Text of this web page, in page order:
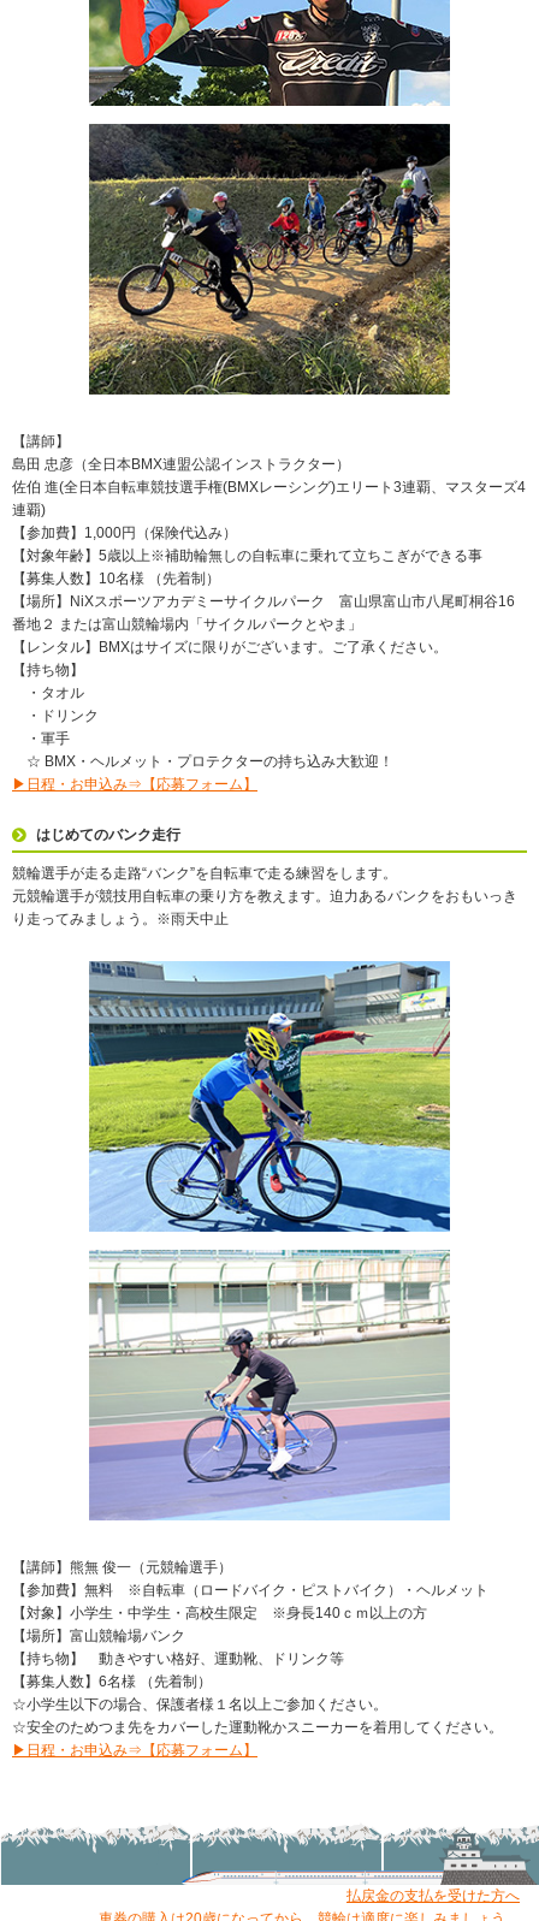
【講師】
島田 忠彦（全日本BMX連盟公認インストラクター）
佐伯 進(全日本自転車競技選手権(BMXレーシング)エリート3連覇、マスターズ4
連覇)
【参加費】1,000円（保険代込み）
【対象年齢】5歳以上※補助輪無しの自転車に乗れて立ちこぎができる事
【募集人数】10名様 （先着制）
【場所】NiXスポーツアカデミーサイクルパーク 富山県富山市八尾町桐谷16
番地２ または富山競輪場内「サイクルパークとやま」
【レンタル】BMXはサイズに限りがございます。ご了承ください。
【持ち物】
・タオル
・ドリンク
・軍手
☆ BMX・ヘルメット・プロテクターの持ち込み大歓迎！
▶日程・お申込み⇒【応募フォーム】
はじめてのバンク走行
競輪選手が走る走路“バンク”を自転車で走る練習をします。
元競輪選手が競技用自転車の乗り方を教えます。迫力あるバンクをおもいっき
り走ってみましょう。※雨天中止
【講師】熊無 俊一（元競輪選手）
【参加費】無料 ※自転車（ロードバイク・ピストバイク）・ヘルメット
【対象】小学生・中学生・高校生限定 ※身長140ｃｍ以上の方
【場所】富山競輪場バンク
【持ち物】 動きやすい格好、運動靴、ドリンク等
【募集人数】6名様 （先着制）
☆小学生以下の場合、保護者様１名以上ご参加ください。
☆安全のためつま先をカバーした運動靴かスニーカーを着用してください。
▶日程・お申込み⇒【応募フォーム】
払戻金の支払を受けた方へ